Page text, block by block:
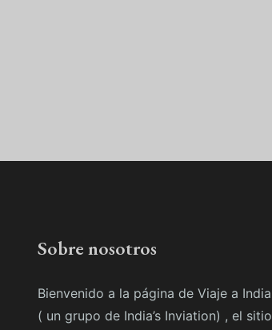
Sobre nosotros
Bienvenido a la página de Viaje a India
( un grupo de India’s Inviation) , el sitio